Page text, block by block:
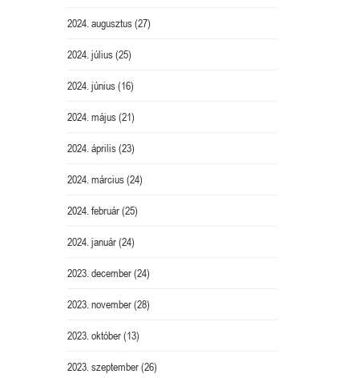
2024. augusztus(27)
2024. július(25)
2024. június(16)
2024. május(21)
2024. április(23)
2024. március(24)
2024. február(25)
2024. január(24)
2023. december(24)
2023. november(28)
2023. október(13)
2023. szeptember(26)